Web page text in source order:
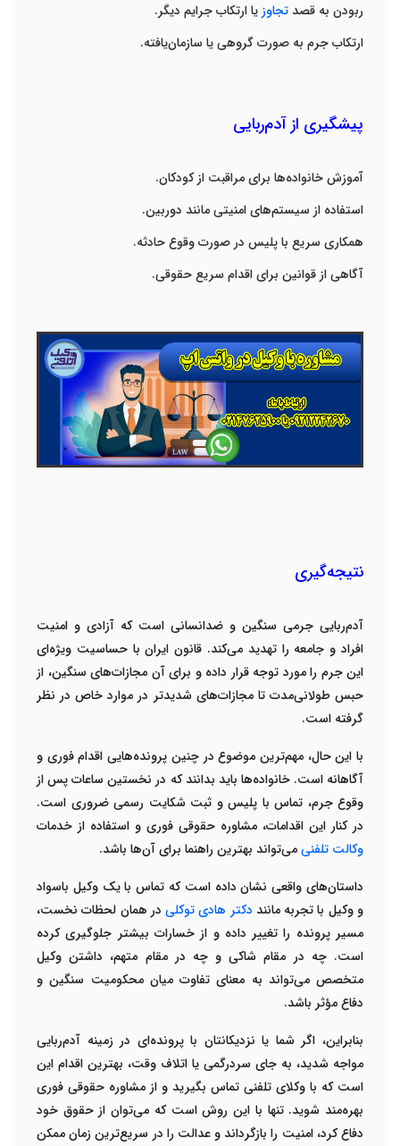
ربودن به قصدتجاوز یا ارتکاب جرایم دیگر.
ارتکاب جرم به صورت گروهی یا سازمان‌یافته.
پیشگیری از آدم‌ربایی
آموزش خانواده‌ها برای مراقبت از کودکان.
استفاده از سیستم‌های امنیتی مانند دوربین.
همکاری سریع با پلیس در صورت وقوع حادثه.
آگاهی از قوانین برای اقدام سریع حقوقی.
نتیجه‌گیری
آدم‌ربایی جرمی سنگین و ضدانسانی است که آزادی و امنیت
افراد و جامعه را تهدید می‌کند. قانون ایران با حساسیت ویژه‌ای
این جرم را مورد توجه قرار داده و برای آن مجازات‌های سنگین، از
حبس طولانی‌مدت تا مجازات‌های شدیدتر در موارد خاص در نظر
گرفته است.
با این حال، مهم‌ترین موضوع در چنین پرونده‌هایی اقدام فوری و
آگاهانه است. خانواده‌ها باید بدانند که در نخستین ساعات پس از
وقوع جرم، تماس با پلیس و ثبت شکایت رسمی ضروری است.
در کنار این اقدامات، مشاوره حقوقی فوری و استفاده از خدمات
وکالت تلفنیمی‌تواند بهترین راهنما برای آن‌ها باشد.
داستان‌های واقعی نشان داده است که تماس با یکوکیل باسواد
ووکیل با تجربه مانند دکتر هادی توکلی در همان لحظات نخست،
مسیر پرونده را تغییر داده و از خسارات بیشتر جلوگیری کرده
است. چه در مقام شاکی و چه در مقام متهم، داشتن وکیل
متخصص می‌تواند به معنای تفاوت میان محکومیت سنگین و
دفاع مؤثر باشد.
بنابراین، اگر شما یا نزدیکانتان با پرونده‌ای در زمینه آدم‌ربایی
مواجه شدید، به جای سردرگمی یا اتلاف وقت، بهترین اقدام این
است که با وکلای تلفنی تماس بگیرید و از مشاوره حقوقی فوری
بهره‌مند شوید. تنها با این روش است که می‌توان از حقوق خود
دفاع کرد، امنیت را بازگرداند و عدالت را در سریع‌ترین زمان ممکن